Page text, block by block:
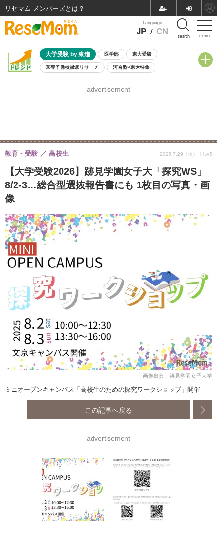
menu
Language
JP / CN search
大学受験 by 東進 医学部 東大受験
医専予備校徹底リサーチ 河合塾×東大特集
8月開催学校説明会・相談会
advertisement
【大学受験2026】跡見学園女子大「探究WS」
8/2-3…総合型選抜報告書にも 1枚目の写真・画
像
教育・受験 高校生 2025.7.29（火） 11:45
画像出典：跡見学園女子大学
ミニオープンキャンパス「高校生のための探究ワークショップ」開催
この記事へ戻る
advertisement
リセマム メンバーズ